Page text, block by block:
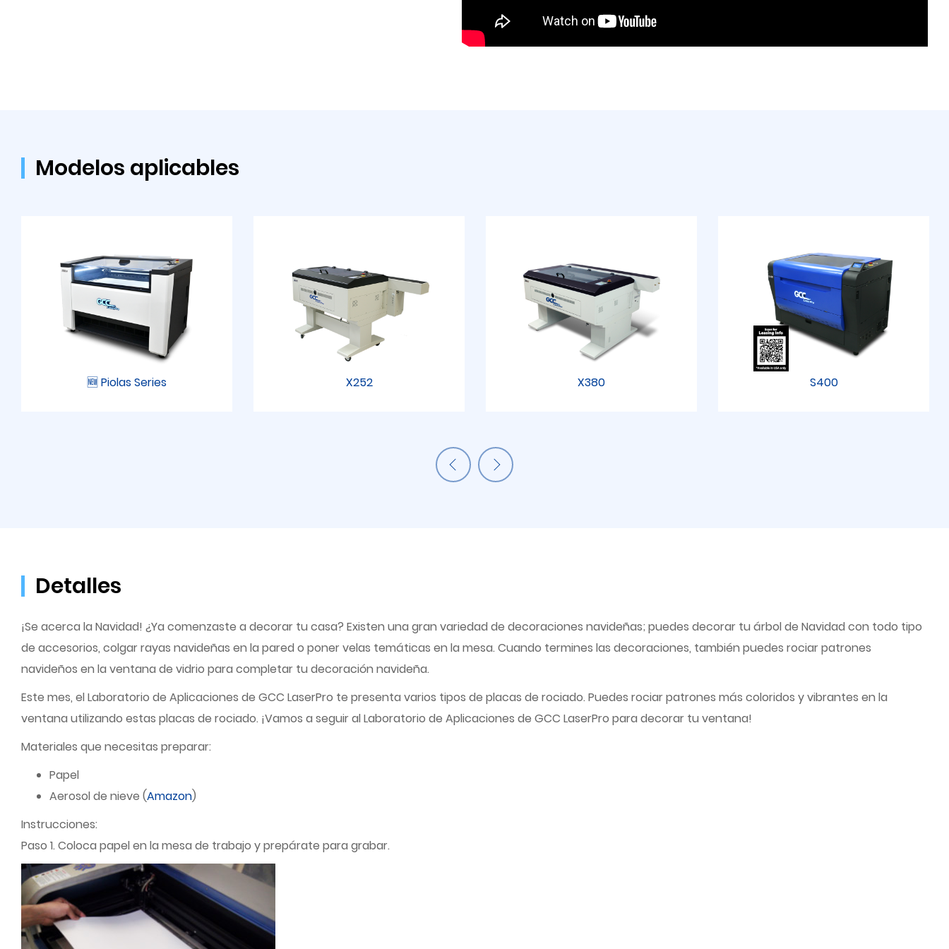
Modelos aplicables
🆕 Piolas Series X252 X380 S400
Detalles
¡Se acerca la Navidad! ¿Ya comenzaste a decorar tu casa? Existen una gran variedad de decoraciones navideñas; puedes decorar tu árbol de Navidad con todo tipo
de accesorios, colgar rayas navideñas en la pared o poner velas temáticas en la mesa. Cuando termines las decoraciones, también puedes rociar patrones
navideños en la ventana de vidrio para completar tu decoración navideña.
Este mes, el Laboratorio de Aplicaciones de GCC LaserPro te presenta varios tipos de placas de rociado. Puedes rociar patrones más coloridos y vibrantes en la
ventana utilizando estas placas de rociado. ¡Vamos a seguir al Laboratorio de Aplicaciones de GCC LaserPro para decorar tu ventana!
Materiales que necesitas preparar:
Papel
Aerosol de nieve (Amazon)
Instrucciones:
Paso 1. Coloca papel en la mesa de trabajo y prepárate para grabar.